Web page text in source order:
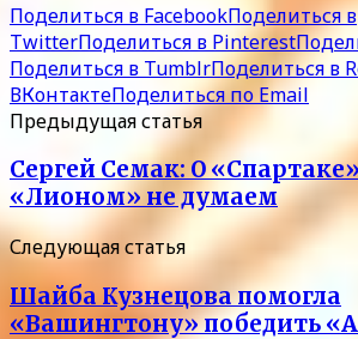
Поделиться в FacebookПоделиться в
TwitterПоделиться в Pinterest
Поделиться в TumblrПоделиться в
ВКонтактеПоделиться по Email
Предыдущая статья
Сергей Семак: О
«Лионом» не думаем
Следующая статья
Шайба Кузнецова помогла
«Вашингтону» победить